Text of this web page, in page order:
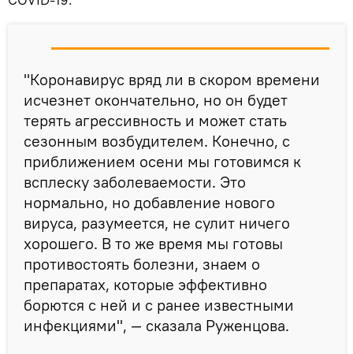
"Коронавирус вряд ли в скором времени
исчезнет окончательно, но он будет
терять агрессивность и может стать
сезонным возбудителем. Конечно, с
приближением осени мы готовимся к
всплеску заболеваемости. Это
нормально, но добавление нового
вируса, разумеется, не сулит ничего
хорошего. В то же время мы готовы
противостоять болезни, знаем о
препаратах, которые эффективно
борются с ней и с ранее известными
инфекциями", — сказала Руженцова.